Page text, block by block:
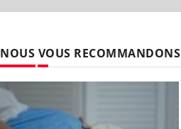
NOUS VOUS RECOMMANDONS